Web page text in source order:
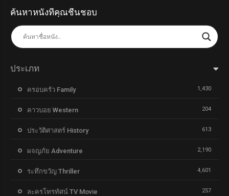
ค้นหาหนังที่คุณชื่นชอบ
ประเภท
ครอบครัว Family 1,430
คาวบอย Western 204
ประวัติศาสตร์ History 613
ผจญภัย Adventure 2,190
ระทึกขวัญ Thriller 4,601
ละครโทรทัศน์ TV Movie 257